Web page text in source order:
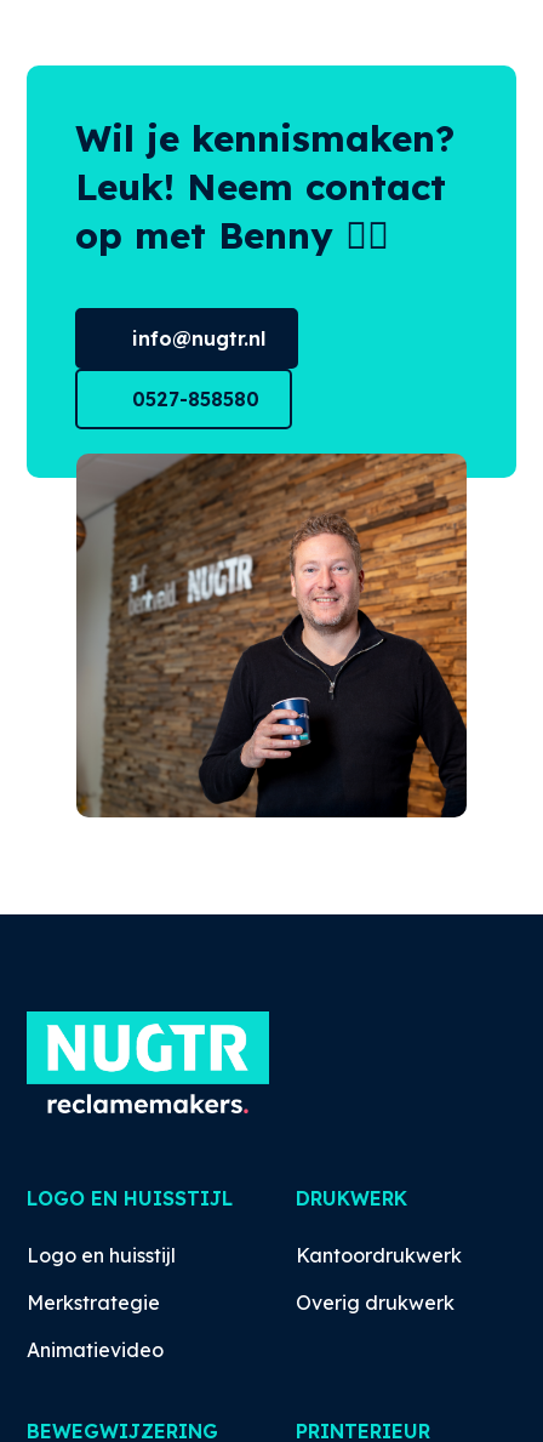
Wil je kennismaken?
Leuk! Neem contact
op met Benny 👌🏻
info@nugtr.nl
0527-858580
LOGO EN HUISSTIJL
Logo en huisstijl
Merkstrategie
Animatievideo
DRUKWERK
Kantoordrukwerk
Overig drukwerk
BEWEGWIJZERING PRINTERIEUR